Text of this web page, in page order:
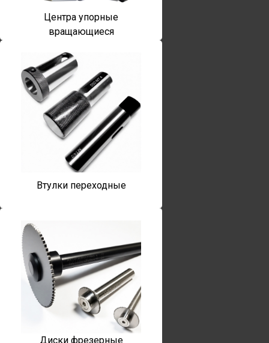
Центра упорные
вращающиеся
Втулки переходные
Диски фрезерные